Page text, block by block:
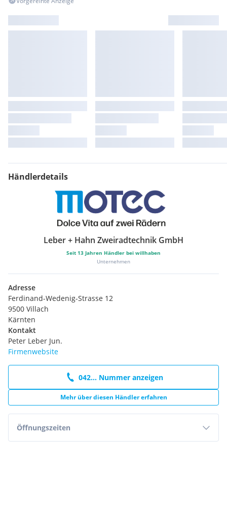
Händlerdetails
Leber + Hahn Zweiradtechnik GmbH
Seit 13 Jahren Händler bei willhaben
Unternehmen
Adresse
Ferdinand-Wedenig-Strasse 12
9500 Villach
Kärnten
Kontakt
Peter Leber Jun.
Firmenwebsite
042... Nummer anzeigen
Mehr über diesen Händler erfahren
Öffnungszeiten